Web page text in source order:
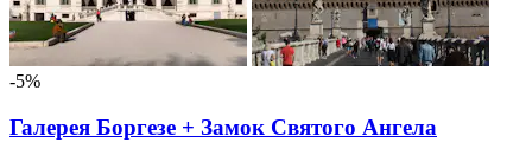
-5%
Галерея Боргезе + Замок Святого Ангела